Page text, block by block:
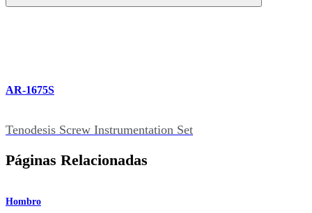
AR-1675S
Tenodesis Screw Instrumentation Set
Páginas Relacionadas
Hombro